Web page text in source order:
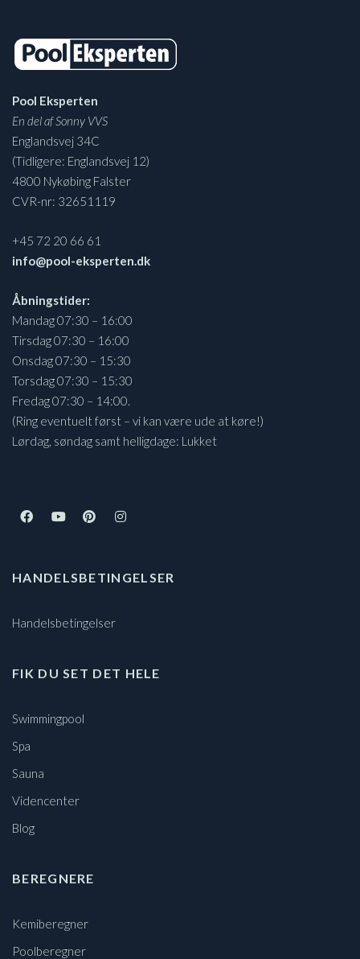
Pool Eksperten
En del af Sonny VVS
Englandsvej 34C
(Tidligere: Englandsvej 12)
4800 Nykøbing Falster
CVR-nr: 32651119
+45 72 20 66 61
info@pool-eksperten.dk
Åbningstider:
Mandag 07:30 – 16:00
Tirsdag 07:30 – 16:00
Onsdag 07:30 – 15:30
Torsdag 07:30 – 15:30
Fredag 07:30 – 14:00.
(Ring eventuelt først – vi kan være ude at køre!)
Lørdag, søndag samt helligdage: Lukket
HANDELSBETINGELSER
Handelsbetingelser
FIK DU SET DET HELE
Swimmingpool
Spa
Sauna
Videncenter
Blog
BEREGNERE
Kemiberegner
Poolberegner